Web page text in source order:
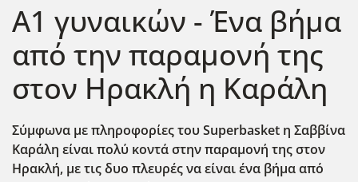
Α1 γυναικών - Ένα βήμα
από την παραμονή της
στον Ηρακλή η Καράλη
Σύμφωνα με πληροφορίες του Superbasket η Σαββίνα
Καράλη είναι πολύ κοντά στην παραμονή της στον
Ηρακλή, με τις δυο πλευρές να είναι ένα βήμα από